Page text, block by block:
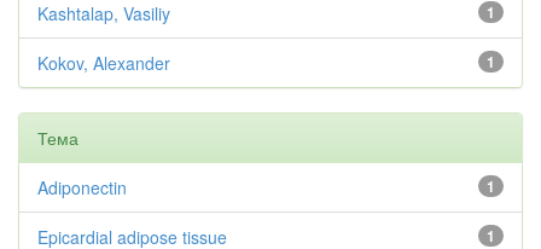
1
Kashtalap, Vasiliy
1
Kokov, Alexander
Тема
1
Adiponectin
1
Epicardial adipose tissue